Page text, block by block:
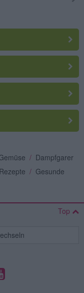
/ Dampfgarer
/ Gesunde
Top